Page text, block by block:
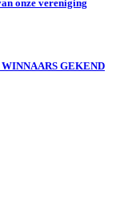
onze vereniging
GEKEND